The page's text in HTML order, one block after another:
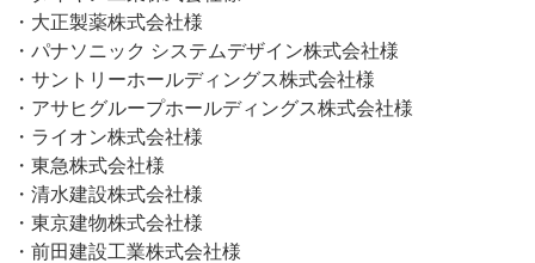
・大正製薬株式会社様
・パナソニック システムデザイン株式会社様
・サントリーホールディングス株式会社様
・アサヒグループホールディングス株式会社様
・ライオン株式会社様
・東急株式会社様
・清水建設株式会社様
・東京建物株式会社様
・前田建設工業株式会社様